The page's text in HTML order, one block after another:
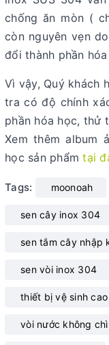
chống ăn mòn (
còn nguyên vẹn
đổi thành phần
Vì vậy, Quý khách
tra có độ chính
phần hóa học, thử
Xem thêm album
học sản phẩmtại
Tags: moonoah
sen cây inox 304
sen tắm cây nhập
sen vòi inox 304
thiết bị vệ sinh
vòi nước không